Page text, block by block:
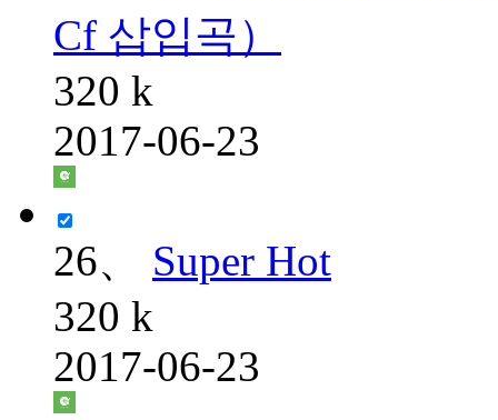
Cf 삽입곡）
320 k
2017-06-23
26、
Super Hot
320 k
2017-06-23